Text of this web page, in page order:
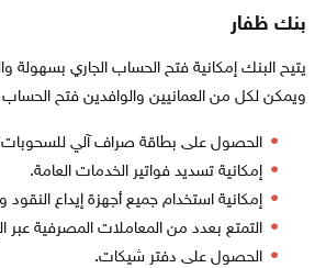
بنك ظفار
يتيح البنك إمكانية فتح الحساب الجاري بسهولة
ويمكن لكل من العمانيين والوافدين فتح الحساب،
الحصول على بطاقة صراف آلي للسحوبات
إمكانية تسديد فواتير الخدمات العامة.
إمكانية استخدام جميع أجهزة إيداع النقود
التمتع بعدد من المعاملات المصرفية عبر
الحصول على دفتر شيكات.